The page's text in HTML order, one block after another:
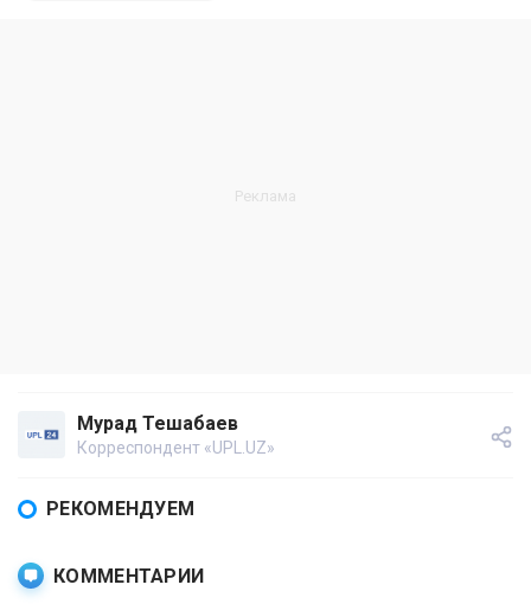
Мурад Тешабаев
Корреспондент «UPL.UZ»
РЕКОМЕНДУЕМ
КОММЕНТАРИИ